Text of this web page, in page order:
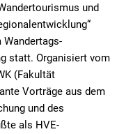
und
statt. Organisiert vom
(Fakultät
Vorträge aus dem
und des
als HVE-